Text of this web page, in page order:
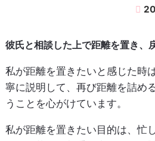
彼氏と相談した上で距離を置き、
私が距離を置きたいと感じた時
寧に説明して、再び距離を詰め
うことを心がけています。
私が距離を置きたい目的は、忙